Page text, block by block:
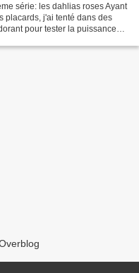
série: les dahlias roses Ayant
placards, j'ai tenté dans des
pour tester la puissance